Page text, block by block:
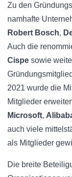
Zu den
namhafte
Robert Bosch,
Auch die
Cispe sowie
2021 wurde die
Mitglieder
Microsoft,
auch viele
als Mitglieder
Die breite